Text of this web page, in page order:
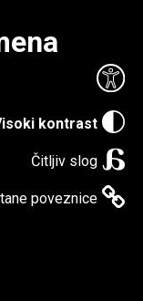
kontrast
Čitljiv slog
poveznice